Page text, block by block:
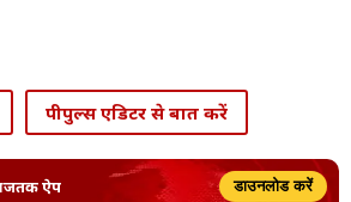
पीपुल्स एडिटर से बात करें
ऐप डाउनलोड करें